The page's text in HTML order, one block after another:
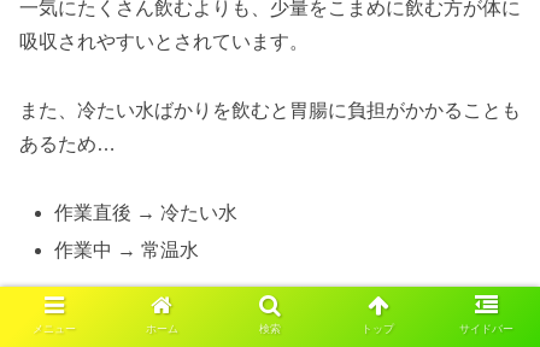
一気にたくさん飲むよりも、少量をこまめに飲む方が体に
吸収されやすいとされています。
また、冷たい水ばかりを飲むと胃腸に負担がかかることも
あるため…
作業直後 → 冷たい水
作業中 → 常温水
といったように、温度を使い分けるのもおすすめです。
メニュー ホーム 検索 トップ サイドバー